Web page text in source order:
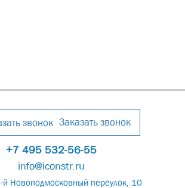
Заказать звонок
+7 495 532-56-55
info@iconstr.ru
й Новоподмосковный переулок, 10